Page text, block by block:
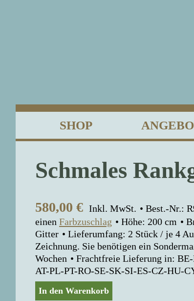
SHOP
Schmales
580,00 € Inkl. MwSt. Best.-Nr.:
einen Farbzuschlag Höhe: 200 cm
Gitter
Lieferumfang: 2 Stück / je 4
Zeichnung. Sie benötigen ein
Wochen
Frachtfreie Lieferung in:
AT-PL-PT-RO-SE-SK-SI-ES-CZ-HU-
In den Warenkorb